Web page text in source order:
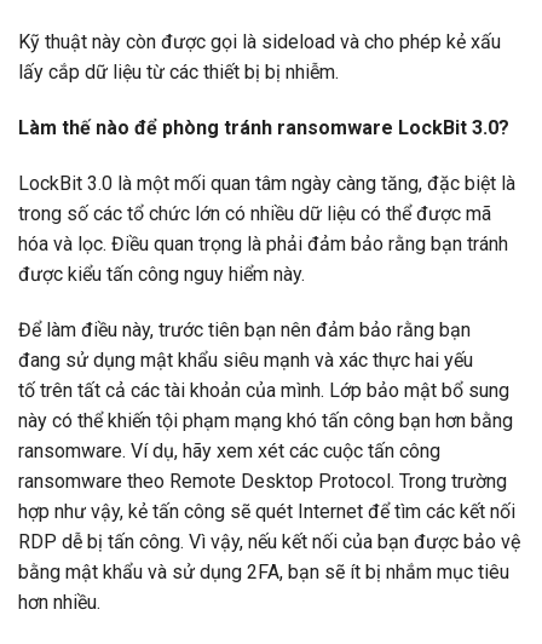
Kỹ thuật này còn được gọi là sideload và cho phép kẻ xấu
lấy cắp dữ liệu từ các thiết bị bị nhiễm.
Làm thế nào để phòng tránh ransomware LockBit 3.0?
LockBit 3.0 là một mối quan tâm ngày càng tăng, đặc biệt là
trong số các tổ chức lớn có nhiều dữ liệu có thể được mã
hóa và lọc. Điều quan trọng là phải đảm bảo rằng bạn tránh
được kiểu tấn công nguy hiểm này.
Để làm điều này, trước tiên bạn nên đảm bảo rằng bạn
đang sử dụng mật khẩu siêu mạnh và xác thực hai yếu
tố trên tất cả các tài khoản của mình. Lớp bảo mật bổ sung
này có thể khiến tội phạm mạng khó tấn công bạn hơn bằng
ransomware. Ví dụ, hãy xem xét các cuộc tấn công
ransomware theo Remote Desktop Protocol. Trong trường
hợp như vậy, kẻ tấn công sẽ quét Internet để tìm các kết nối
RDP dễ bị tấn công. Vì vậy, nếu kết nối của bạn được bảo vệ
bằng mật khẩu và sử dụng 2FA, bạn sẽ ít bị nhắm mục tiêu
hơn nhiều.